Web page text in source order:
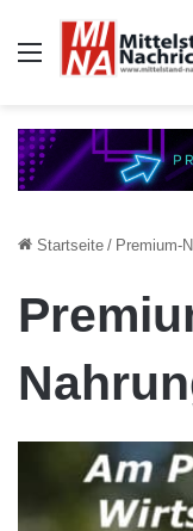
Auswahl
Startseite / Premium-